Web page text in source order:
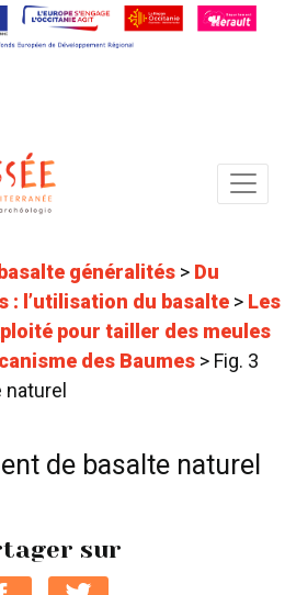
généralités > Du
: l’utilisation du basalte > Les
pour tailler des meules
des Baumes > Fig. 3
de basalte naturel
sur